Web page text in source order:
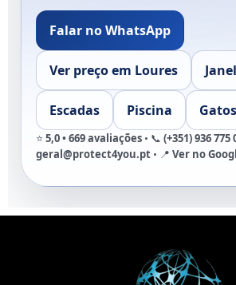
Falar no WhatsApp
Ver preço em Loures
Escadas Piscina Gatos
⭐ 5,0 • 669 avaliações • 📞 (+351) 936 775
geral@protect4you.pt • 📍 Ver no